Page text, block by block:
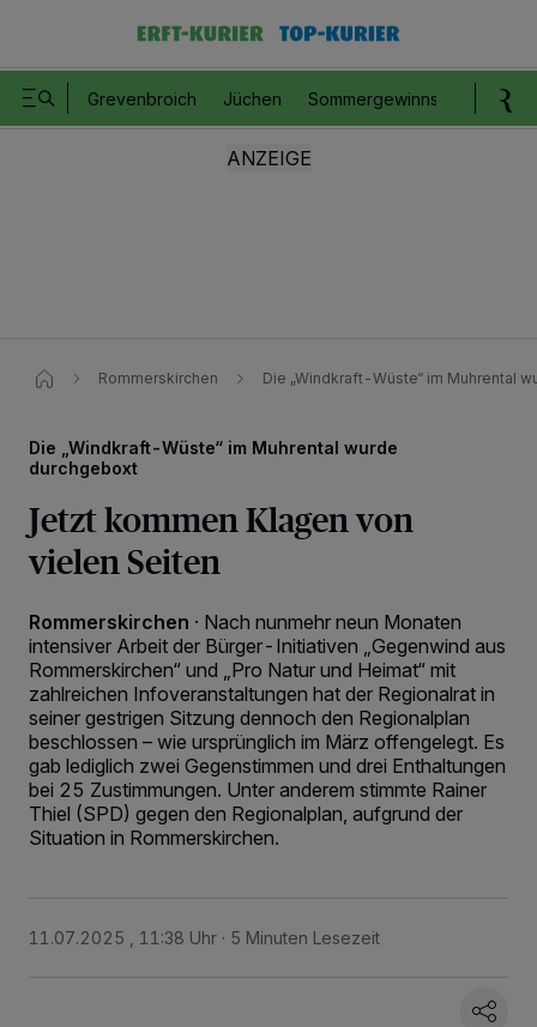
Grevenbroich Jüchen Sommergewinnspiel
Rommerskirchen Die „Windkraft-Wüste“ im Muhrental
Die „Windkraft-Wüste“ im Muhrental wurde
durchgeboxt
Jetzt kommen Klagen von
vielen Seiten
Rommerskirchen · Nach nunmehr neun Monaten
intensiver Arbeit der Bürger-Initiativen „Gegenwind aus
Rommerskirchen“ und „Pro Natur und Heimat“ mit
zahlreichen Infoveranstaltungen hat der Regionalrat in
seiner gestrigen Sitzung dennoch den Regionalplan
beschlossen – wie ursprünglich im März offengelegt. Es
gab lediglich zwei Gegenstimmen und drei Enthaltungen
bei 25 Zustimmungen. Unter anderem stimmte Rainer
Thiel (SPD) gegen den Regionalplan, aufgrund der
Situation in Rommerskirchen.
11.07.2025 , 11:38 Uhr 5 Minuten Lesezeit